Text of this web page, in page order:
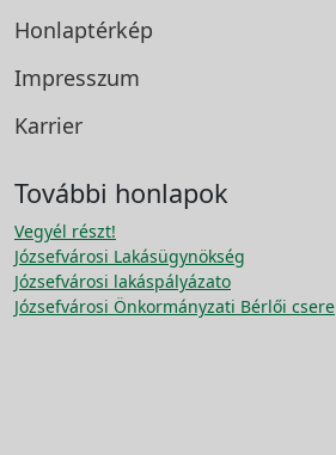
Honlaptérkép
Impresszum
Karrier
További honlapok
Vegyél részt!
Józsefvárosi Lakásügynökség
Józsefvárosi lakáspályázato
Józsefvárosi Önkormányzati Bérlői csere